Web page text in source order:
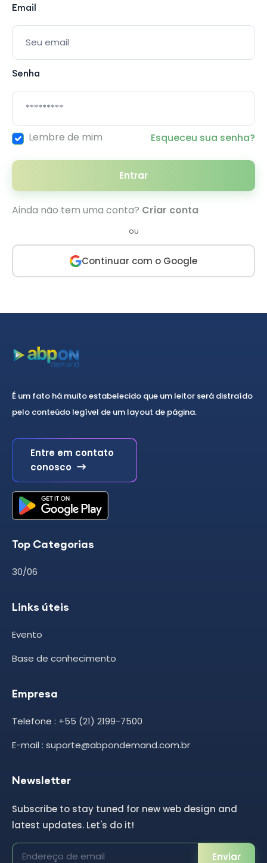
Email
Senha
Lembre de mim Esqueceu sua senha?
Entrar
Ainda não tem uma conta? Criar conta
ou
Continuar com o Google
É um fato há muito estabelecido que um leitor será distraído
pelo conteúdo legível de um layout de página.
Entre em contato
conosco
Top Categorias
30/06
Links úteis
Evento
Base de conhecimento
Empresa
Telefone : +55 (21) 2199-7500
E-mail : suporte@abpondemand.com.br
Newsletter
Subscribe to stay tuned for new web design and
latest updates. Let's do it!
Enviar